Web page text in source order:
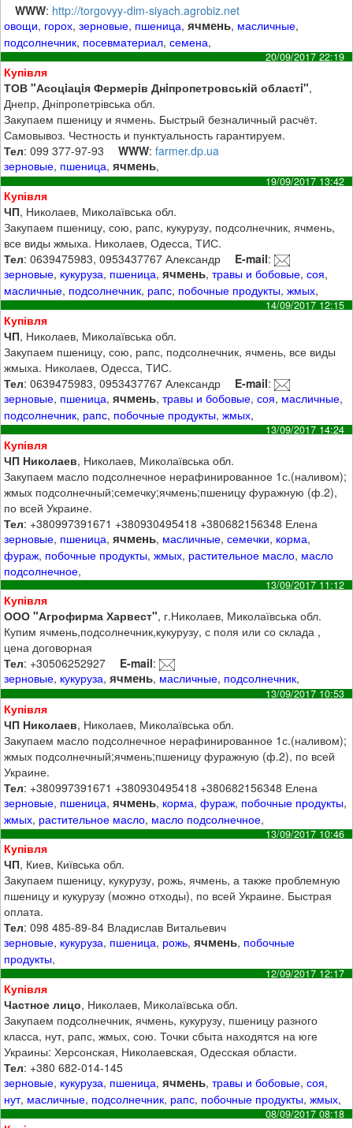
WWW: http://torgovyy-dim-siyach.agrobiz.net
овощи, горох,зерновые, пшеница,ячмень, масличные,
подсолнечник, посевматериал,семена,
20/09/2017 22:19
Купівля
ТОВ "Асоцiацiя Фермерiв Днiпропетровськiй областi",
Днепр, Дніпропетрівська обл.
Закупаем пшеницу и ячмень. Быстрый безналичный расчёт.
Самовывоз. Честность и пунктуальность гарантируем.
Тел: 099 377-97-93 WWW:farmer.dp.ua
зерновые, пшеница,ячмень,
19/09/2017 13:42
Купівля
ЧП, Николаев, Миколаївська обл.
Закупаем пшеницу, сою, рапс, кукурузу, подсолнечник, ячмень,
все виды жмыха. Николаев, Одесса, ТИС.
Тел: 0639475983, 0953437767 Александр E-mail:
зерновые, кукуруза, пшеница,ячмень,травы и бобовые,соя,
масличные, подсолнечник, рапс, побочные продукты,жмых,
14/09/2017 12:15
Купівля
ЧП, Николаев, Миколаївська обл.
Закупаем пшеницу, сою, рапс, подсолнечник, ячмень, все виды
жмыха. Николаев, Одесса, ТИС.
Тел: 0639475983, 0953437767 Александр E-mail:
зерновые, пшеница,ячмень,травы и бобовые,соя, масличные,
подсолнечник, рапс, побочные продукты,жмых,
13/09/2017 14:24
Купівля
ЧП Николаев, Николаев, Миколаївська обл.
Закупаем масло подсолнечное нерафинированное 1с.(наливом);
жмых подсолнечный;семечку;ячмень;пшеницу фуражную (ф.2),
по всей Украине.
Тел: +380997391671 +380930495418 +380682156348 Елена
зерновые, пшеница,ячмень, масличные,семечки, корма,
фураж, побочные продукты,жмых, растительное масло, масло
подсолнечное,
13/09/2017 11:12
Купівля
ООО "Агрофирма Харвест", г.Николаев, Миколаївська обл.
Купим ячмень,подсолнечник,кукурузу, с поля или со склада ,
цена договорная
Тел: +30506252927 E-mail:
зерновые, кукуруза,ячмень, масличные, подсолнечник,
13/09/2017 10:53
Купівля
ЧП Николаев, Николаев, Миколаївська обл.
Закупаем масло подсолнечное нерафинированное 1с.(наливом);
жмых подсолнечный;ячмень;пшеницу фуражную (ф.2), по всей
Украине.
Тел: +380997391671 +380930495418 +380682156348 Елена
зерновые, пшеница,ячмень, корма,фураж, побочные продукты,
жмых, растительное масло, масло подсолнечное,
13/09/2017 10:46
Купівля
ЧП, Киев, Київська обл.
Закупаем пшеницу, кукурузу, рожь, ячмень, а также проблемную
пшеницу и кукурузу (можно отходы), по всей Украине. Быстрая
оплата.
Тел: 098 485-89-84 Владислав Витальевич
зерновые, кукуруза, пшеница, рожь,ячмень, побочные
продукты,
12/09/2017 12:17
Купівля
Частное лицо, Николаев, Миколаївська обл.
Закупаем подсолнечник, ячмень, кукурузу, пшеницу разного
класса, нут, рапс, жмых, сою. Точки сбыта находятся на юге
Украины: Херсонская, Николаевская, Одесская области.
Тел: +380 682-014-145
зерновые, кукуруза, пшеница,ячмень,травы и бобовые,соя,
нут, масличные, подсолнечник, рапс, побочные продукты,жмых,
08/09/2017 08:18